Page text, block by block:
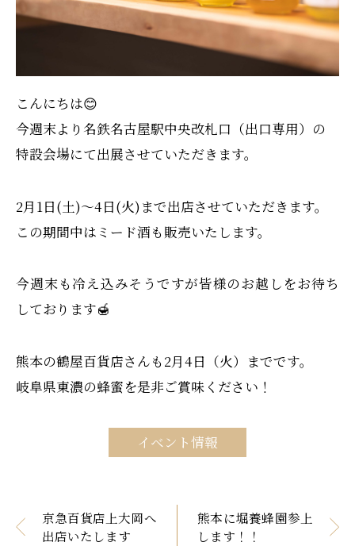
こんにちは😊
今週末より名鉄名古屋駅中央改札口（出口専用）の
特設会場にて出展させていただきます。
2月1日(土)～4日(火)まで出店させていただきます。
この期間中はミード酒も販売いたします。
今週末も冷え込みそうですが皆様のお越しをお待ち
しております🍯
熊本の鶴屋百貨店さんも2月4日（火）までです。
岐阜県東濃の蜂蜜を是非ご賞味ください！
イベント情報
京急百貨店上大岡へ
出店いたします
熊本に堀養蜂園参上
します！！